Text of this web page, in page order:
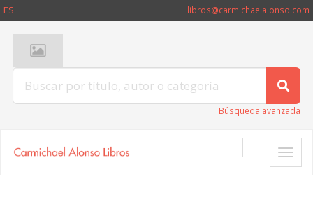
ES libros@carmichaelalonso.com
Búsqueda avanzada
Toggle